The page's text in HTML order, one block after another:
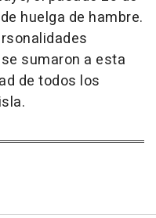
huelga de hambre.
sumaron a esta
de todos los